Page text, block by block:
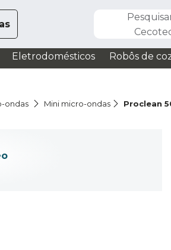
Eletrodomésticos Robôs de
ondas Mini micro-ondas Proclean